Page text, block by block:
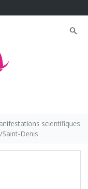
search
scientifiques
Denis